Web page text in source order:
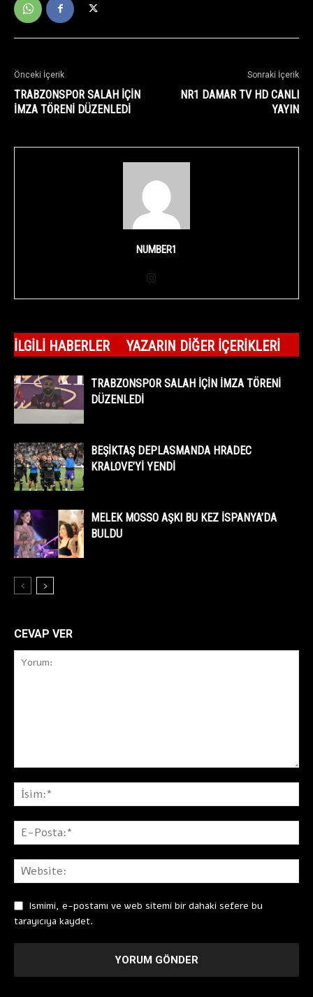
Önceki İçerik
TRABZONSPOR SALAH İÇİN
İMZA TÖRENİ DÜZENLEDİ
Sonraki İçerik
NR1 DAMAR TV HD CANLI
YAYIN
NUMBER1
İLGILI HABERLER YAZARIN DIĞER İÇERIKLERI
TRABZONSPOR SALAH İÇİN İMZA TÖRENİ
DÜZENLEDİ
BEŞİKTAŞ DEPLASMANDA HRADEC
KRALOVE’Yİ YENDİ
MELEK MOSSO AŞKI BU KEZ İSPANYA’DA
BULDU
CEVAP VER
Ismimi, e-postamı ve web sitemi bir dahaki sefere bu
tarayıcıya kaydet.